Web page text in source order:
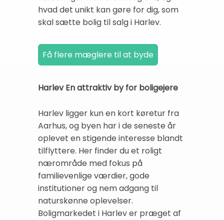
hvad det unikt kan gøre for dig, som
skal sætte bolig til salg i Harlev.
Harlev En attraktiv by for boligejere
Harlev ligger kun en kort køretur fra
Aarhus, og byen har i de seneste år
oplevet en stigende interesse blandt
tilflyttere. Her finder du et roligt
nærområde med fokus på
familievenlige værdier, gode
institutioner og nem adgang til
naturskønne oplevelser.
Boligmarkedet i Harlev er præget af